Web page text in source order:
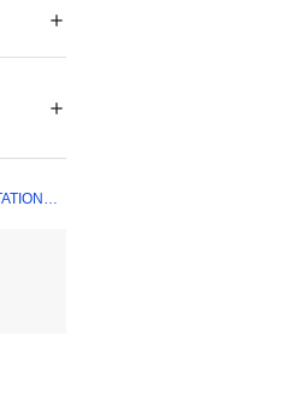
オイル
ーパ
タ